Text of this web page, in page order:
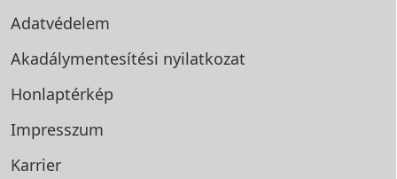
Adatvédelem
Akadálymentesítési nyilatkozat
Honlaptérkép
Impresszum
Karrier